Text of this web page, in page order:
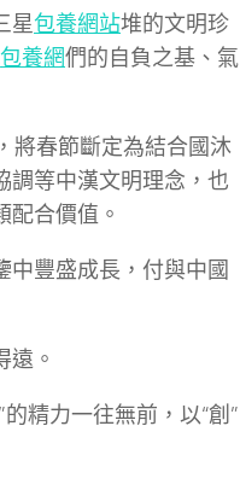
星包養網站堆的文明珍
包養網們的自負之基、氣
將春節斷定為結合國沐
調等中漢文明理念，也
合價值。
中豐盛成長，付與中國
遠。
精力一往無前，以“創”